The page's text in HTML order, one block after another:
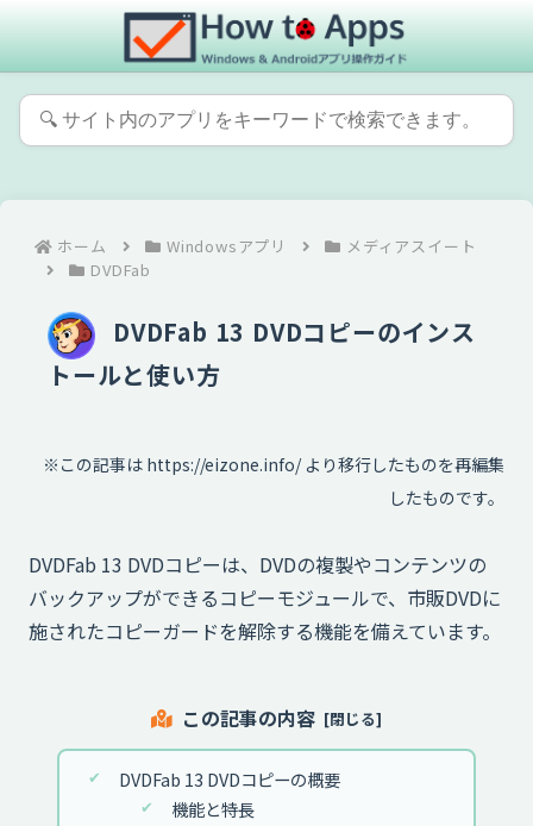
ホーム Windowsアプリ
メディアスイート
DVDFab
DVDFab 13 DVDコピーのインス
トールと使い方
※この記事は https://eizone.info/ より移行したものを再編集
したものです。
DVDFab 13 DVDコピーは、DVDの複製やコンテンツの
バックアップができるコピーモジュールで、市販DVDに
施されたコピーガードを解除する機能を備えています。
この記事の内容
DVDFab 13 DVDコピーの概要
機能と特長